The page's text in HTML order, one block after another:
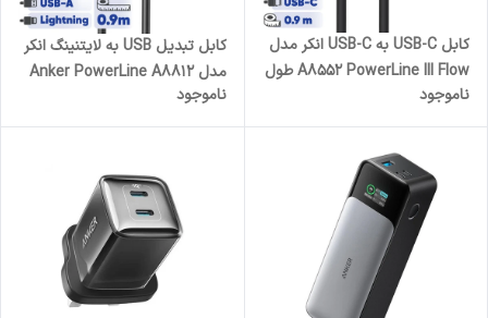
کابل USB-C به USB-C انکر مدل
A8552 PowerLine III Flow طول
0.9 متر
ناموجود
کابل تبدیل USB به لایتنینگ انکر
مدل Anker PowerLine A8812
طول 0.9 متر
ناموجود